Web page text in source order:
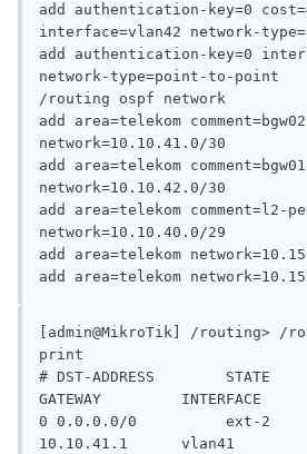
add authentication-key=0
interface=vlan42 network-
add authentication-key=0
network-type=point-to-point
/routing ospf network
add area=telekom
network=10.10.41.0/30
add area=telekom
network=10.10.42.0/30
add area=telekom comment=l2-
network=10.10.40.0/29
add area=telekom
[admin@MikroTik] /routing> /
print
# DST-ADDRESS        STATE
GATEWAY         INTERFACE
0 0.0.0.0/0          ext-2
10.10.41.1      vlan41